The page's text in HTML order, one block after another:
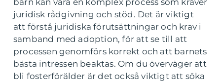
juridisk rådgivning och stöd. Det är viktigt
att förstå juridiska förutsättningar och krav i
samband med adoption, för att se till att
processen genomförs korrekt och att barnets
bästa intressen beaktas. Om du överväger att
bli fosterförälder är det också viktigt att söka